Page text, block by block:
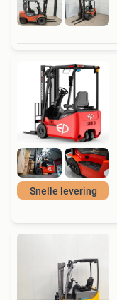
Snelle levering